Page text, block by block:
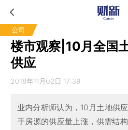
公司
楼市观察|10月全国
供应
2018年11月02日 17:39
业内分析师认为，10月土地供
手房源的供应量上涨，供需结